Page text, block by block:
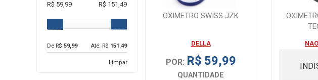
R$ 59,99 R$ 151,49
De R$ 59,99 Até: R$ 151.49
Limpar
OXIMETRO SWISS JZK
DELLA
POR: R$ 59,99
QUANTIDADE